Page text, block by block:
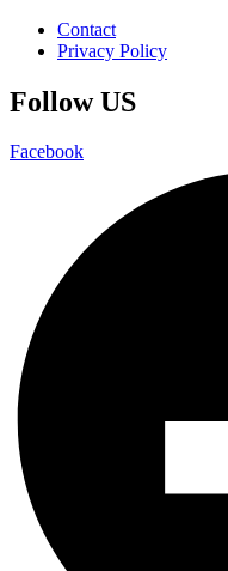
Contact
Privacy Policy
Follow US
Facebook